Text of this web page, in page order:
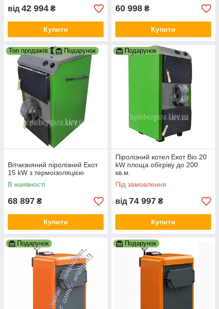
від 42 994 ₴
Купити
60 998 ₴
Купити
Топ продажів Подарунок
Вітчизняний піролізний Екот
15 kW з термоізоляцією
В наявності
68 897 ₴
Купити
Подарунок
Піролізний котел Екот Bio 20
kW площа обігріву до 200
кв.м.
Під замовлення
від 74 997 ₴
Купити
Подарунок Подарунок